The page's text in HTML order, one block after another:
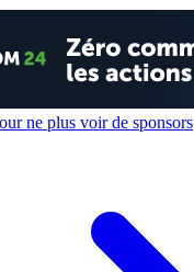
ne plus voir de sponsors